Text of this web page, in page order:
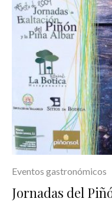
Eventos gastronómicos
Jornadas del